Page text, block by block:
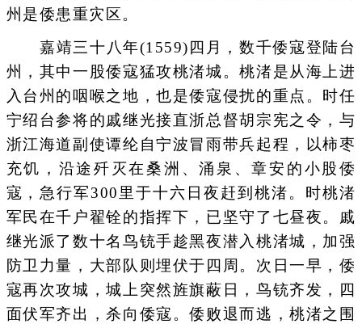
州是倭患重灾区。
嘉靖三十八年(1559)四月，数千倭寇登陆台
州，其中一股倭寇猛攻桃渚城。桃渚是从海上进
入台州的咽喉之地，也是倭寇侵扰的重点。时任
宁绍台参将的戚继光接直浙总督胡宗宪之令，与
浙江海道副使谭纶自宁波冒雨带兵起程，以柿枣
充饥，沿途歼灭在桑洲、涌泉、章安的小股倭
寇，急行军300里于十六日夜赶到桃渚。时桃渚
军民在千户翟铨的指挥下，已坚守了七昼夜。戚
继光派了数十名鸟铳手趁黑夜潜入桃渚城，加强
防卫力量，大部队则埋伏于四周。次日一早，倭
寇再次攻城，城上突然旌旗蔽日，鸟铳齐发，四
面伏军齐出，杀向倭寇。倭败退而逃，桃渚之围